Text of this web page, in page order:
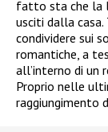
fatto sta che la
usciti dalla
condividere sui
romantiche, a
all’interno di un
Proprio nelle
raggiungimento